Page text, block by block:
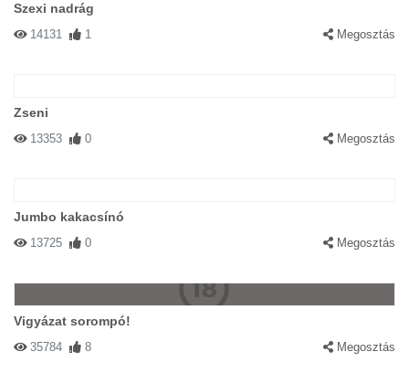
Szexi nadrág
14131 1 Megosztás
Zseni
13353 0 Megosztás
Jumbo kakacsínó
13725 0 Megosztás
Vigyázat sorompó!
35784 8 Megosztás